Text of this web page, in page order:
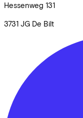
Hessenweg 131
3731 JG De Bilt